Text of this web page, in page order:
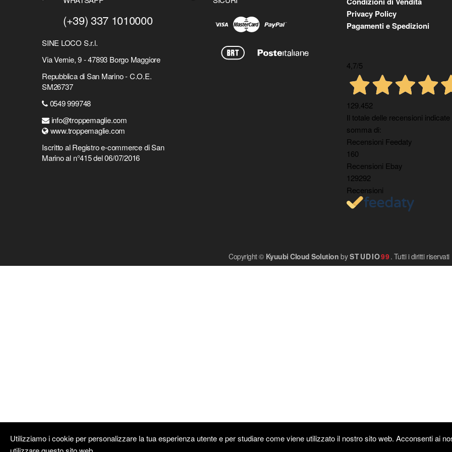
(+39) 337 1010000
SINE LOCO S.r.l.
Via Vernie, 9 - 47893 Borgo Maggiore
Repubblica di San Marino - C.O.E.
SM26737
0549 999748
info@troppemaglie.com
www.troppemaglie.com
Iscritto al Registro e-commerce di San
Marino al n°415 del 06/07/2016
Privacy Policy
Pagamenti e Spedizioni
4,7/5
129.452
Il totale delle recensioni
somma di:
Recensioni Feedaty
160
Recensioni Ebay
129292
Recensioni
Copyright © Kyuubi Cloud Solution bySTUDIO99. Tutti i diritti riservati
Utilizziamo i cookie per personalizzare la tua esperienza utente e per studiare come viene utilizzato il nostro sito web. Acconsenti ai